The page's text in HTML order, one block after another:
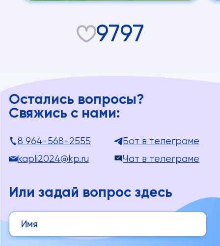
9797
Остались вопросы?
Свяжись с нами:
8 964-568-2555
Бот в телеграме
kapli2024@kp.ru
Чат в телеграме
Или задай вопрос здесь